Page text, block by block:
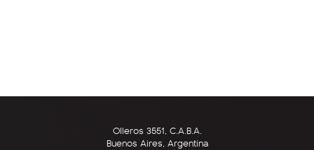
Olleros 3551, C.A.B.A.
Buenos Aires, Argentina